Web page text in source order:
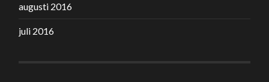
augusti 2016
juli 2016